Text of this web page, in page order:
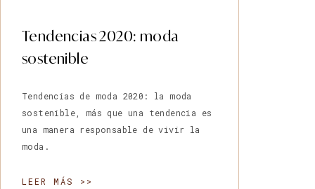
Tendencias 2020: moda
sostenible
Tendencias de moda 2020: la moda
sostenible, más que una tendencia es
una manera responsable de vivir la
moda.
LEER MÁS >>